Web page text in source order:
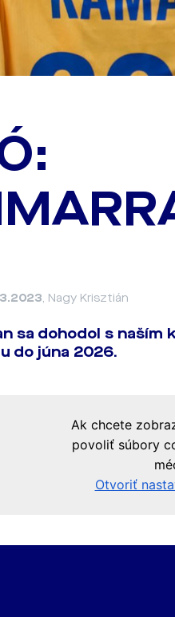
, Nagy Krisztián
sa dohodol s
do júna 2026.